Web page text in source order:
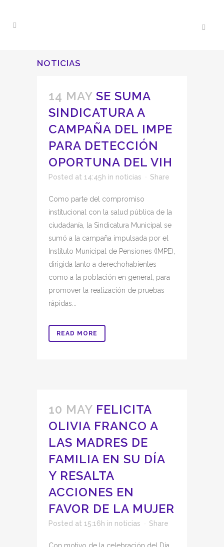
NOTICIAS
14 MAY SE SUMA
SINDICATURA A
CAMPAÑA DEL IMPE
PARA DETECCIÓN
OPORTUNA DEL VIH
Posted at 14:45h in noticias Share
Como parte del compromiso
institucional con la salud pública de la
ciudadanía, la Sindicatura Municipal se
sumó a la campaña impulsada por el
Instituto Municipal de Pensiones (IMPE),
dirigida tanto a derechohabientes
como a la población en general, para
promover la realización de pruebas
rápidas...
READ MORE
10 MAY FELICITA
OLIVIA FRANCO A
LAS MADRES DE
FAMILIA EN SU DÍA
Y RESALTA
ACCIONES EN
FAVOR DE LA MUJER
Posted at 15:16h in noticias Share